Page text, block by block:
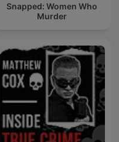
Snapped: Women Who
Murder